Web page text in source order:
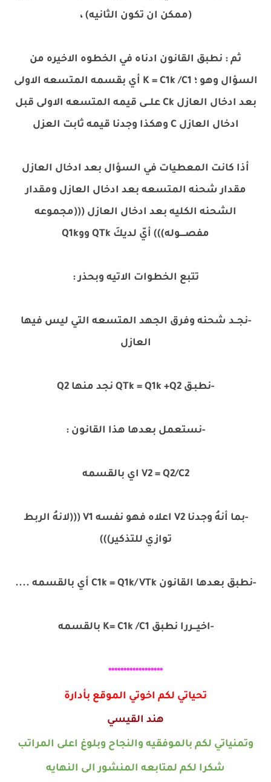
(ممكن ان تكون الثانيه) ،
ثم : نطبق القانون ادناه في الخطوه الاخيره من
السؤال وهو ؛ K = C1k /C1 أي بقسمه المتسعه الاولى
بعد ادخال العازل Ck علـــى قيمه المتسعه الاولى قبل
ادخال العازل C وهكذا وجدنا قيمه ثابت العزل
أذا كانت المعطيات في السؤال بعد ادخال العازل
مقدار شحنه المتسعه بعد ادخال العازل ومقدار
الشحنه الكليه بعد ادخال العازل (((مجموعه
مفصــــوله))) أيّ لديكَ QTk ووQ1k
تتبع الخطوات الاتيه وبحذر :
-نجــد شحنه وفرق الجهد المتسعه التي ليس فيها
العازل
-نطبـق QTk = Q1k +Q2 نجد منها Q2
-نستعمل بعدها هذا القانون :
V2 = Q2/C2 اي بالقسمه
-بما أنهُ وجدنا V2 اعلاه فهو نفسه V1 (((لانهُ الربط
توازي للتذكير)))
-نطبق بعدها القانون C1k = Q1k/VTk أي بالقسمه ....
-اخيـــررا نطبق K= C1k /C1 بالقسمه
******************
تحياتي لكم اخوتي الموقع بأدارة
هند القيسي
وتمنياتي لكم بالموفقيه والنجاح وبلوغ اعلى المراتب
شكرا لكم لمتابعه المنشور الى النهايه